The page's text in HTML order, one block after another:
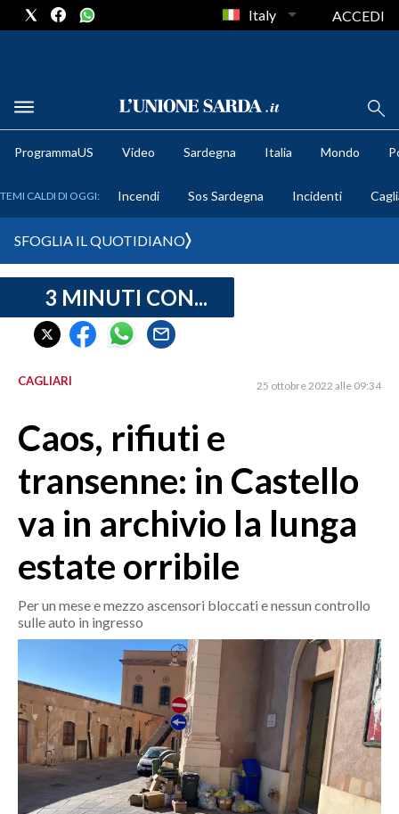
METEO
CRONACA SARDEGNA
CAGLIARI
SULCIS IGLESIENTE
ORISTANO E PROVINCIA
SASSARI E PROVINCIA
GALLURA
NUORO E PROVINCIA
OGLIASTRA
AGENDA
CRONACA
ITALIA
POLITICA
ECONOMIA
SERVIZI ALLE IMPRESE
Italy ACCEDI
ProgrammaUS Video Sardegna Italia Mondo
TEMI CALDI DI OGGI: Incendi Sos Sardegna Incidenti
SFOGLIA IL QUOTIDIANO
3 MINUTI CON...
CAGLIARI 25 ottobre 2022 alle 09:34
Caos, rifiuti e
transenne: in Castello
va in archivio la lunga
estate orribile
Per un mese e mezzo ascensori bloccati e nessun controllo
sulle auto in ingresso